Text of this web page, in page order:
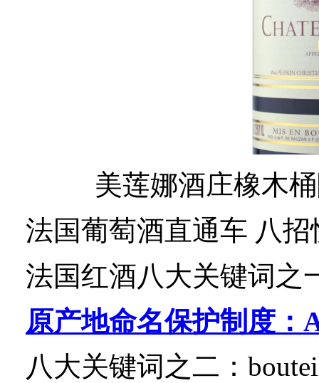
美莲娜酒庄橡木
法国葡萄酒直通车 八
法国红酒八大关键词之
原产地命名保护制度：
八大关键词之二：